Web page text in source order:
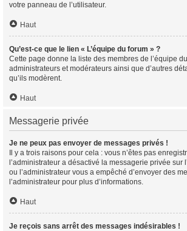
votre panneau de l’utilisateur.
Haut
Qu’est-ce que le lien « L’équipe du forum » ?
Cette page donne la liste des membres de l’équipe
administrateurs et modérateurs ainsi que d’autres
qu’ils modèrent.
Haut
Messagerie privée
Je ne peux pas envoyer de messages privés !
Il y a trois raisons pour cela : vous n’êtes pas
l’administrateur a désactivé la messagerie privée sur
ou l’administrateur vous a empêché d’envoyer des
l’administrateur pour plus d’informations.
Haut
Je reçois sans arrêt des messages indésirables !